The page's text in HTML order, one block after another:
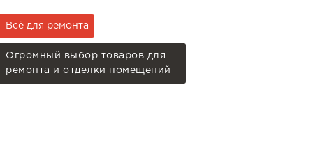
Всё для ремонта
Огромный выбор товаров для
ремонта и отделки помещений